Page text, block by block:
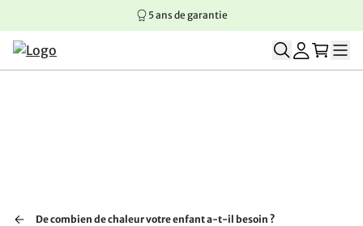
Aller au contenu principal
Aller à la navigation principale
Aller au pied de page
5 ans de garantie
De combien de chaleur votre enfant a-t-il besoin ?